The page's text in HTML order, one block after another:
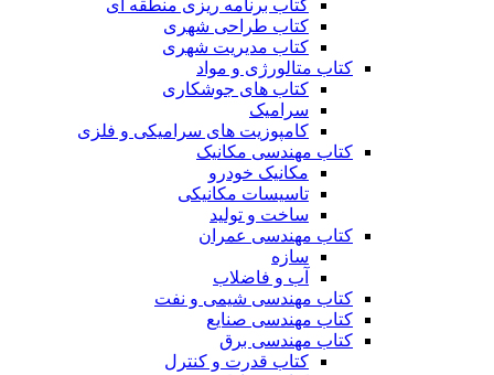
کتاب برنامه ریزی منطقه ای
کتاب طراحی شهری
کتاب مدیریت شهری
کتاب متالورژی و مواد
کتاب های جوشکاری
سرامیک
کامپوزیت های سرامیکی و فلزی
کتاب مهندسی مکانیک
مکانیک خودرو
تاسیسات مکانیکی
ساخت و تولید
کتاب مهندسی عمران
سازه
آب و فاضلاب
کتاب مهندسی شیمی و نفت
کتاب مهندسی صنایع
کتاب مهندسی برق
کتاب قدرت و کنترل